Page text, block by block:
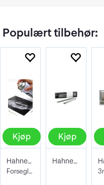
Populært tilbehør:
Kjøp
Hahnemühle Protective Spray 400ml
Forseglende og beskyttene lakk
Kjøp
Hahnemühle Signing Pen Duo